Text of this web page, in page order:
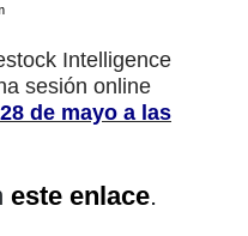
Intelligence
sesión online
de mayo a las
este enlace.